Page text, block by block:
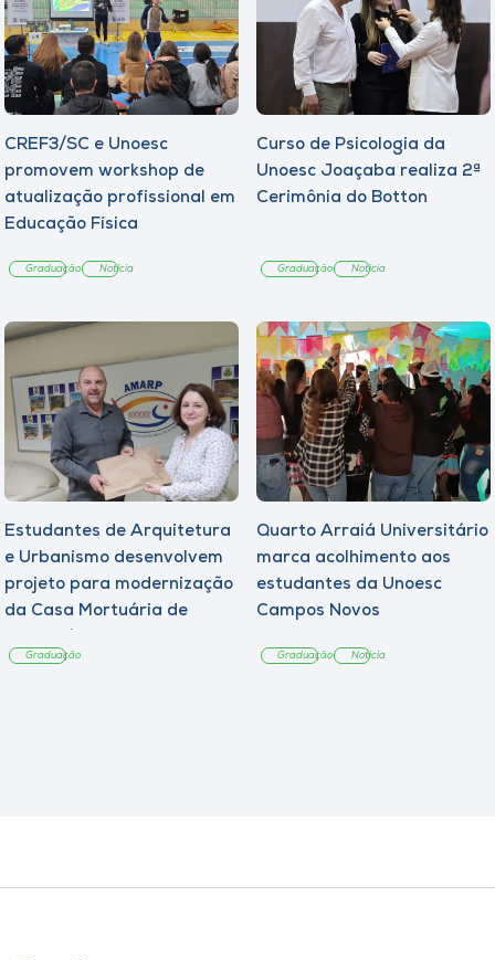
CREF3/SC e Unoesc
promovem workshop de
atualização profissional em
Educação Física
Graduação Notícia
Curso de Psicologia da
Unoesc Joaçaba realiza 2ª
Cerimônia do Botton
Graduação Notícia
Estudantes de Arquitetura
e Urbanismo desenvolvem
projeto para modernização
da Casa Mortuária de
Graduação
Quarto Arraiá Universitário
marca acolhimento aos
estudantes da Unoesc
Campos Novos
Graduação Notícia